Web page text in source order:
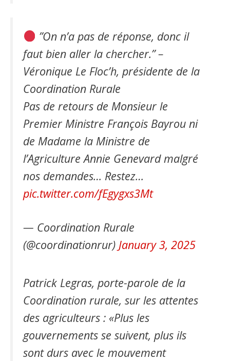
”On n’a pas de réponse, donc il
faut bien aller la chercher.” –
Véronique Le Floc’h, présidente de la
Coordination Rurale
Pas de retours de Monsieur le
Premier Ministre François Bayrou ni
de Madame la Ministre de
l’Agriculture Annie Genevard malgré
nos demandes… Restez…
pic.twitter.com/fEgygxs3Mt
— Coordination Rurale
(@coordinationrur) January 3, 2025
Patrick Legras, porte-parole de la
Coordination rurale, sur les attentes
des agriculteurs : «Plus les
gouvernements se suivent, plus ils
sont durs avec le mouvement